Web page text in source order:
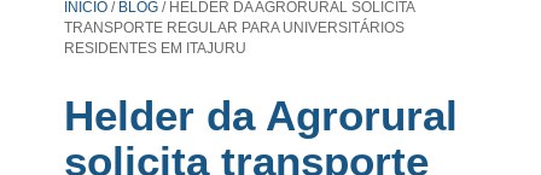
INÍCIO / BLOG /HELDER DA AGRORURAL SOLICITA
TRANSPORTE REGULAR PARA UNIVERSITÁRIOS
RESIDENTES EM ITAJURU
Helder da Agrorural
solicita transporte